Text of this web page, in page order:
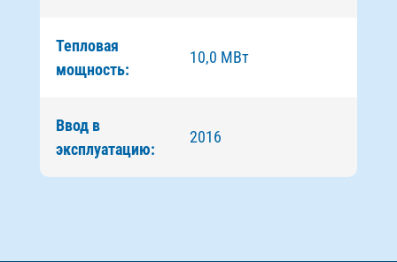
Тепловая
мощность:
10,0 МВт
Ввод в
эксплуатацию:
2016